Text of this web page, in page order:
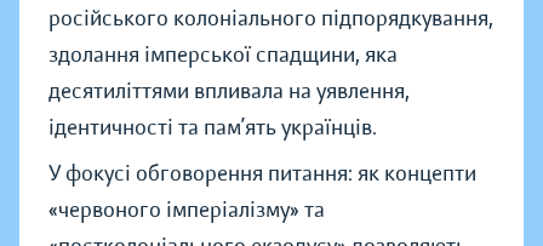
російського колоніального підпорядкування,
здолання імперської спадщини, яка
десятиліттями впливала на уявлення,
ідентичності та пам’ять українців.
У фокусі обговорення питання: як концепти
«червоного імперіалізму» та